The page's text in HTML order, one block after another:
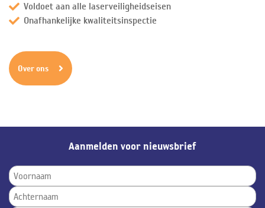
Voldoet aan alle laserveiligheidseisen
Onafhankelijke kwaliteitsinspectie
Over ons
Aanmelden voor nieuwsbrief